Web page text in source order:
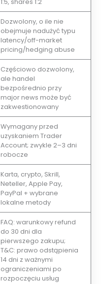
Dozwolony, o ile nie
obejmuje nadużyć typu
latency/off-market
pricing/hedging abuse
Częściowo dozwolony,
ale handel
bezpośrednio przy
major news może być
zakwestionowany
Wymagany przed
uzyskaniem Trader
Account; zwykle 2–3 dni
robocze
Karta, crypto, Skrill,
Neteller, Apple Pay,
PayPal + wybrane
lokalne metody
FAQ: warunkowy refund
do 30 dni dla
pierwszego zakupu;
T&C: prawo odstąpienia
14 dni z ważnymi
ograniczeniami po
rozpoczęciu usług